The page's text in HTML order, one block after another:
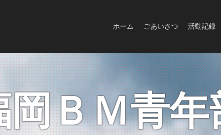
ホーム ごあいさつ 活動記録
岡ＢＭ青年